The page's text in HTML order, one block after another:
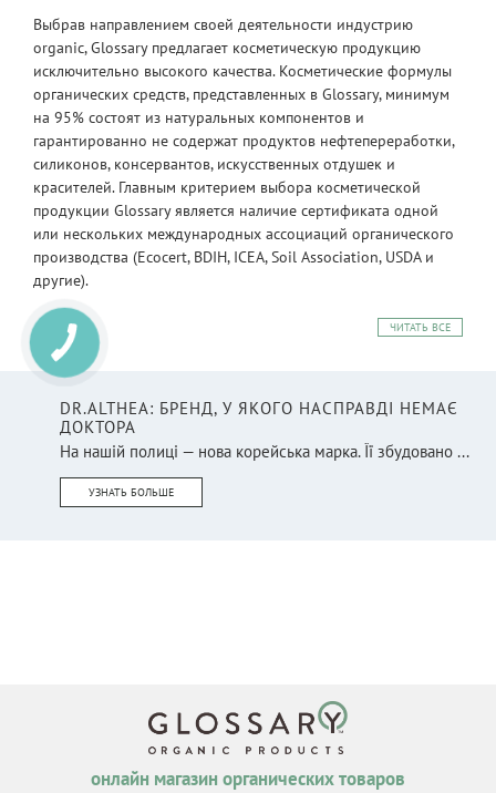
Выбрав направлением своей деятельности индустрию
organic, Glossary предлагает косметическую продукцию
исключительно высокого качества. Косметические формулы
органических средств, представленных в Glossary, минимум
на 95% состоят из натуральных компонентов и
гарантированно не содержат продуктов нефтепереработки,
силиконов, консервантов, искусственных отдушек и
красителей. Главным критерием выбора косметической
продукции Glossary является наличие сертификата одной
или нескольких международных ассоциаций органического
производства (Ecocert, BDIH, ICEA, Soil Association, USDA и
другие).
ЧИТАТЬ ВСЕ
DR.ALTHEA: БРЕНД, У ЯКОГО НАСПРАВДІ НЕМАЄ
ДОКТОРА
На нашій полиці — нова корейська марка. Її збудовано ...
УЗНАТЬ БОЛЬШЕ
онлайн магазин органических товаров